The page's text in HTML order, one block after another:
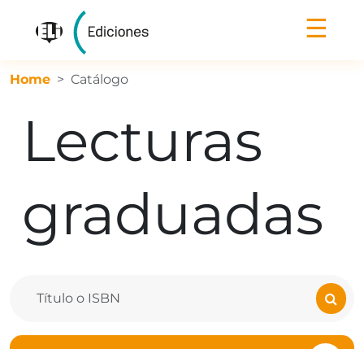
☰
Home Catálogo
Lecturas
graduadas